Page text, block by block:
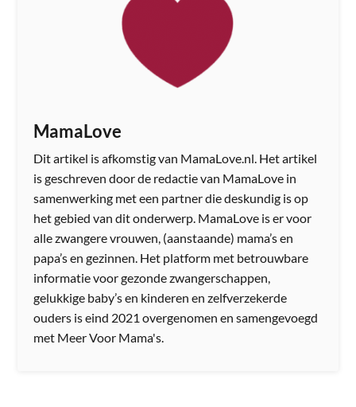
MamaLove
Dit artikel is afkomstig van MamaLove.nl. Het artikel
is geschreven door de redactie van MamaLove in
samenwerking met een partner die deskundig is op
het gebied van dit onderwerp. MamaLove is er voor
alle zwangere vrouwen, (aanstaande) mama’s en
papa’s en gezinnen. Het platform met betrouwbare
informatie voor gezonde zwangerschappen,
gelukkige baby’s en kinderen en zelfverzekerde
ouders is eind 2021 overgenomen en samengevoegd
met Meer Voor Mama's.